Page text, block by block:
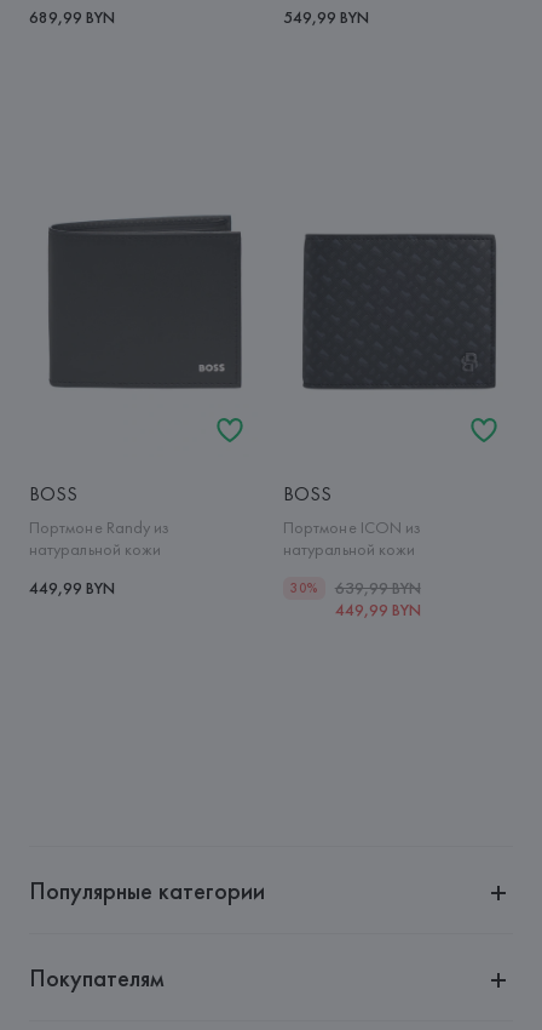
689,99 BYN
549,99 BYN
BOSS
Портмоне Randy из
натуральной кожи
449,99 BYN
BOSS
Портмоне ICON из
натуральной кожи
30%
639,99 BYN
449,99 BYN
Популярные категории
Покупателям